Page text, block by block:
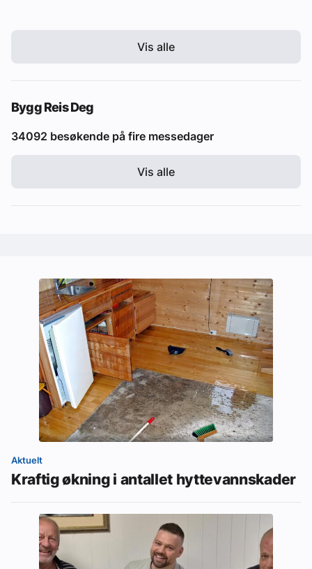
Vis alle
Bygg Reis Deg
34092 besøkende på fire messedager
Vis alle
Aktuelt
Kraftig økning i antallet hyttevannskader